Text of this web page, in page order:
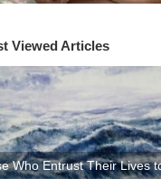
Viewed Articles
Who Entrust Their Lives